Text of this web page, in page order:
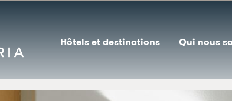
Hôtels et destinations Qui nous